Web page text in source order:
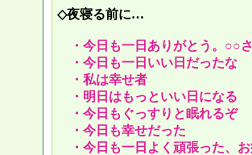
◇夜寝る前に…
・今日も一日ありがとう。○○
・今日も一日いい日だったな
・私は幸せ者
・明日はもっといい日になる
・今日もぐっすりと眠れるぞ
・今日も幸せだった
・今日も一日よく頑張った、